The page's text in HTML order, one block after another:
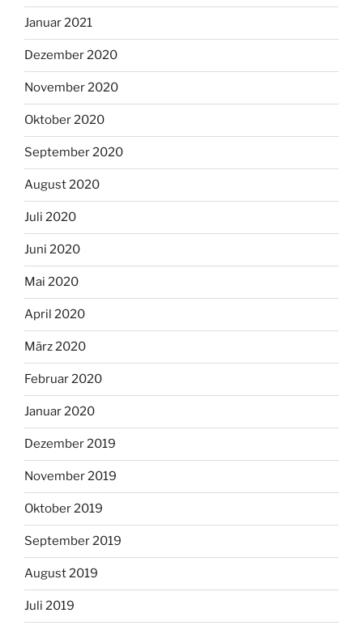
Januar 2021
Dezember 2020
November 2020
Oktober 2020
September 2020
August 2020
Juli 2020
Juni 2020
Mai 2020
April 2020
März 2020
Februar 2020
Januar 2020
Dezember 2019
November 2019
Oktober 2019
September 2019
August 2019
Juli 2019